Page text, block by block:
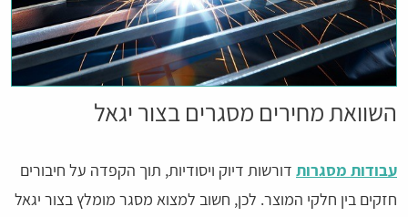
השוואת מחירים מסגרים בצור יגאל
עבודות מסגרות דורשות דיוק ויסודיות, תוך הקפדה על חיבורים
חזקים בין חלקי המוצר. לכן, חשוב למצוא מסגר מומלץ בצור יגאל